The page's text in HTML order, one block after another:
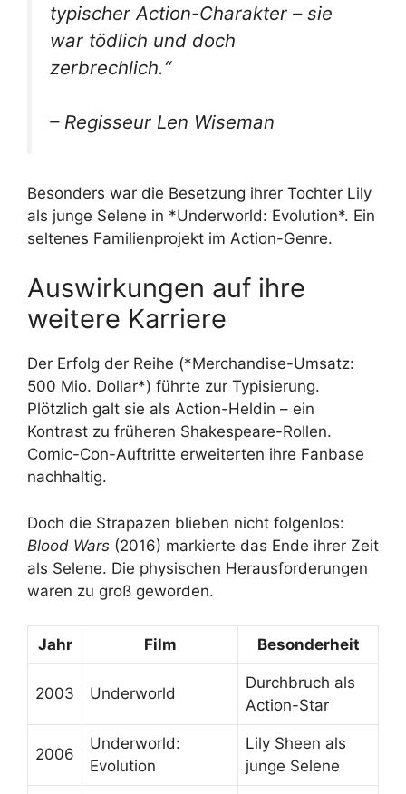
typischer Action-Charakter – sie
war tödlich und doch
zerbrechlich.“
– Regisseur Len Wiseman
Besonders war die Besetzung ihrer Tochter Lily
als junge Selene in *Underworld: Evolution*. Ein
seltenes Familienprojekt im Action-Genre.
Auswirkungen auf ihre
weitere Karriere
Der Erfolg der Reihe (*Merchandise-Umsatz:
500 Mio. Dollar*) führte zur Typisierung.
Plötzlich galt sie als Action-Heldin – ein
Kontrast zu früheren Shakespeare-Rollen.
Comic-Con-Auftritte erweiterten ihre Fanbase
nachhaltig.
Doch die Strapazen blieben nicht folgenlos:
Blood Wars (2016) markierte das Ende ihrer Zeit
als Selene. Die physischen Herausforderungen
waren zu groß geworden.
Jahr Film Besonderheit
2003 Underworld
Durchbruch als
Action-Star
2006
Underworld:
Evolution
Lily Sheen als
junge Selene